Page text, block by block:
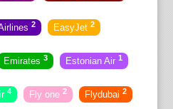
2 EasyJet 2
Emirates 3 Estonian Air 1
4 Fly one 2 Flydubai 2